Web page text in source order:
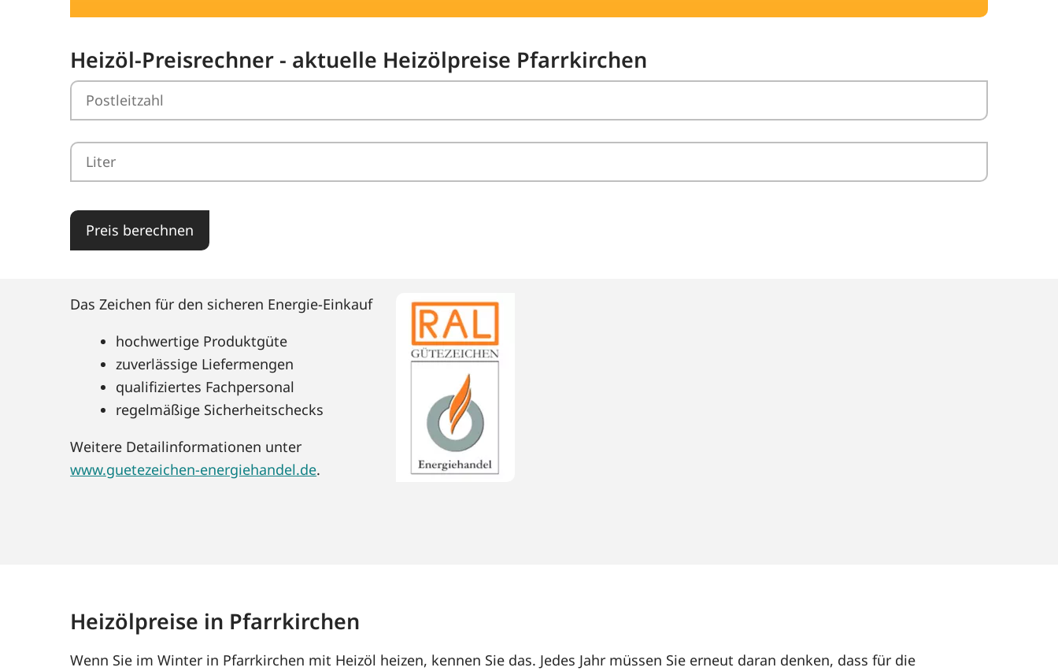
Heizöl-Preisrechner - aktuelle Heizölpreise Pfarrkirchen
Preis berechnen
Das Zeichen für den sicheren Energie-Einkauf
hochwertige Produktgüte
zuverlässige Liefermengen
qualifiziertes Fachpersonal
regelmäßige Sicherheitschecks
Weitere Detailinformationen unter
www.guetezeichen-energiehandel.de.
Heizölpreise in Pfarrkirchen
Wenn Sie im Winter in Pfarrkirchen mit Heizöl heizen, kennen Sie das. Jedes Jahr müssen Sie erneut daran denken, dass für die